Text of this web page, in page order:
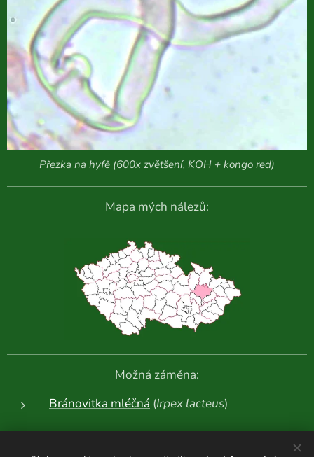
Přezka na hyfě (600x zvětšení, KOH + kongo red)
Mapa mých nálezů:
Možná záměna:
Bránovitka mléčná (Irpex lacteus)